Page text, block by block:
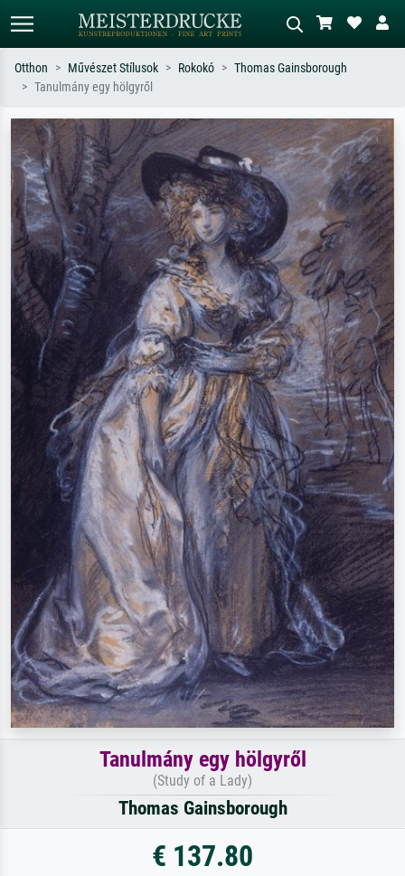
Keressen művész, műcím vagy stílus
szerint – pl. Monet, Csillagos éj,
impresszionizmus, Hokusai-hullám,
akt.
Írja le a jelenetet – pl. zöld rét, sok
piros absztrakt, sötét olajkép, álló akt
egy fa mellett.
Otthon Művészet Stílusok Rokokó
Thomas Gainsborough
Tanulmány egy hölgyről
Tanulmány egy hölgyről
(Study of a Lady)
Thomas Gainsborough
€ 137.80